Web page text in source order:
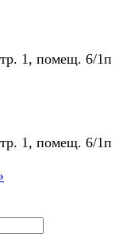
1, помещ. 6/1п
1, помещ. 6/1п